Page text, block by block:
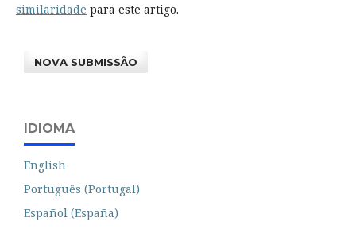
similaridade para este artigo.
NOVA SUBMISSÃO
IDIOMA
English
Português (Portugal)
Español (España)